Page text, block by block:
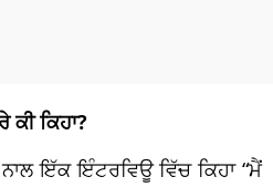
ਕਿਹਾ?
ਇੱਕ ਇੰਟਰਵਿਊ ਵਿੱਚ ਕਿਹਾ “ਮੈਂ